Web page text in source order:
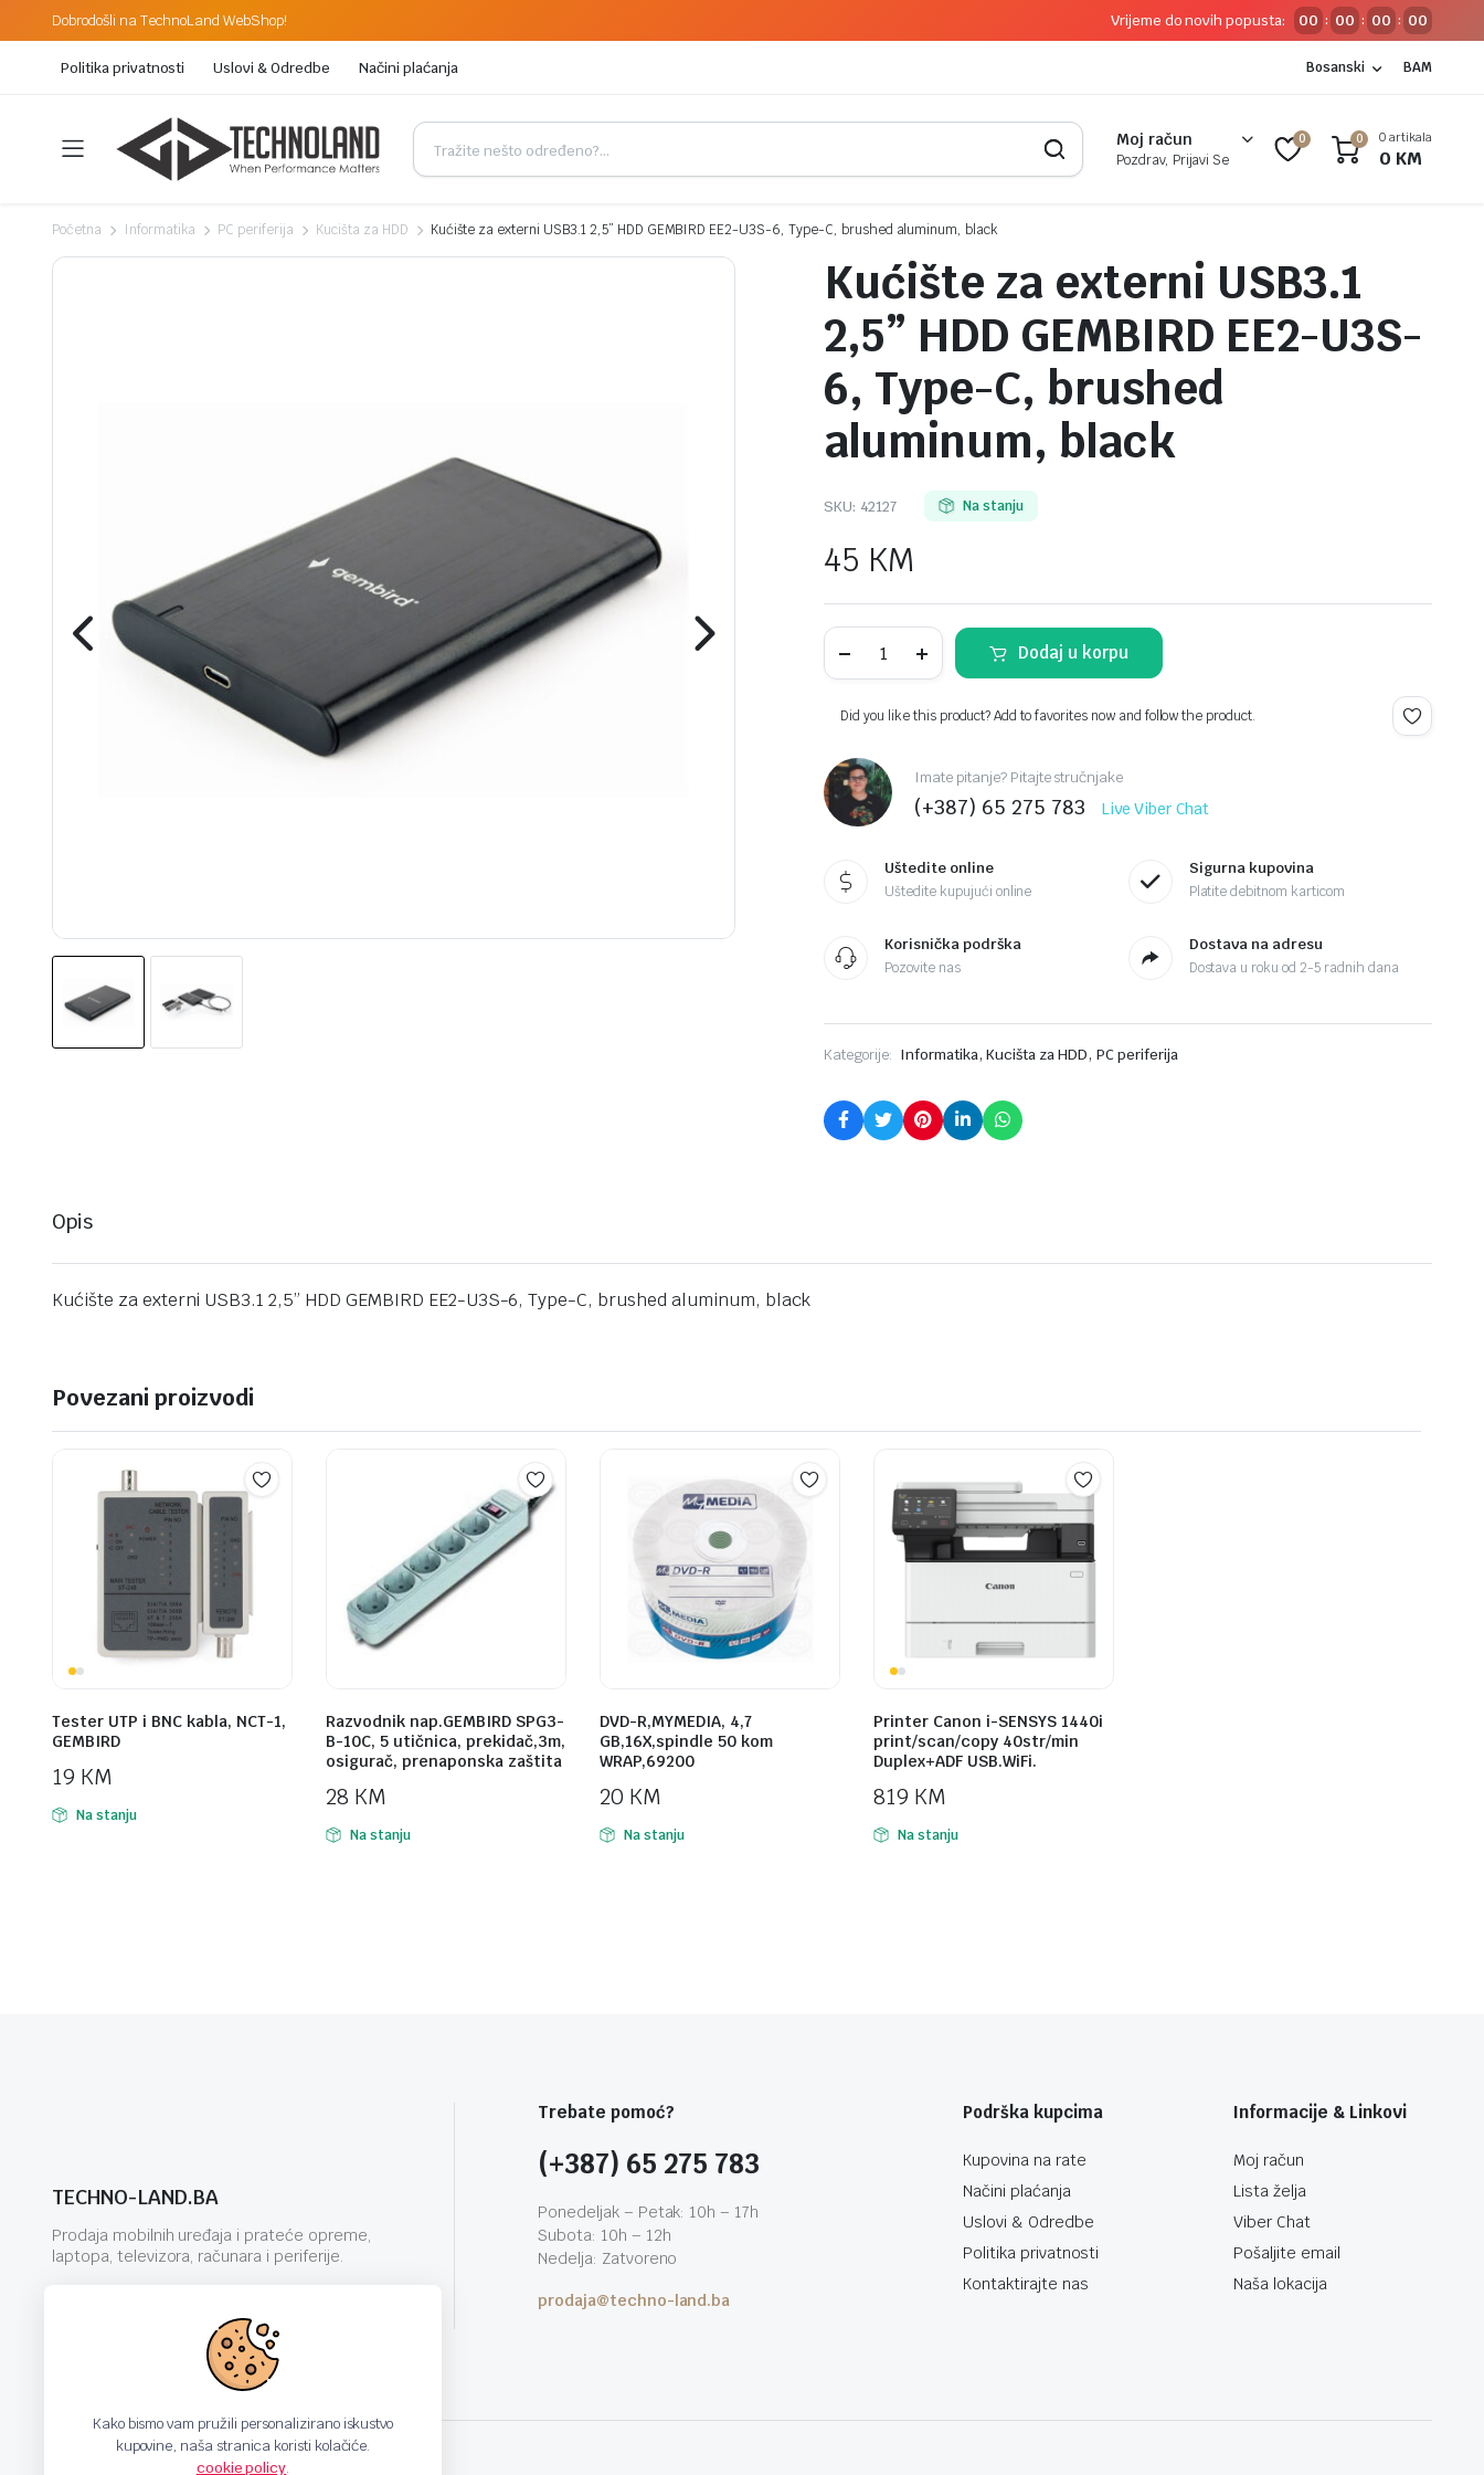
Dobrodošli na TechnoLand WebShop! Vrijeme do novih popusta: 00 : 00 : 00 : 00
Politika privatnosti Uslovi & Odredbe Načini plaćanja Bosanski BAM
Moj račun
Pozdrav, Prijavi Se
0 0 0 artikala
0 KM
Početna Informatika PC periferija Kucišta za HDD Kućište za externi USB3.1 2,5” HDD GEMBIRD EE2-U3S-6, Type-C, brushed aluminum, black
Kućište za externi USB3.1
2,5” HDD GEMBIRD EE2-U3S-
6, Type-C, brushed
aluminum, black
SKU: 42127 Na stanju
45 KM
externi
2,5"
HDD
EE2-
U3S-
6,
Type-
brushed
aluminum,
black
Dodaj u korpu
Did you like this product? Add to favorites now and follow the product.
Imate pitanje? Pitajte stručnjake
(+387) 65 275 783 Live Viber Chat
Uštedite online
Uštedite kupujući online
Sigurna kupovina
Platite debitnom karticom
Korisnička podrška
Pozovite nas
Dostava na adresu
Dostava u roku od 2-5 radnih dana
Kategorije: Informatika, Kucišta za HDD, PC periferija
Opis
Kućište za externi USB3.1 2,5” HDD GEMBIRD EE2-U3S-6, Type-C, brushed aluminum, black
Povezani proizvodi
Tester UTP i BNC kabla, NCT-1,
GEMBIRD
19 KM
Na stanju
Razvodnik nap.GEMBIRD SPG3-
B-10C, 5 utičnica, prekidač,3m,
osigurač, prenaponska zaštita
28 KM
Na stanju
DVD-R,MYMEDIA, 4,7
GB,16X,spindle 50 kom
WRAP,69200
20 KM
Na stanju
Printer Canon i-SENSYS 1440i
print/scan/copy 40str/min
Duplex+ADF USB.WiFi.
819 KM
Na stanju
TECHNO-LAND.BA
Prodaja mobilnih uređaja i prateće opreme,
laptopa, televizora, računara i periferije.
Trebate pomoć?
(+387) 65 275 783
Ponedeljak – Petak: 10h – 17h
Subota: 10h – 12h
Nedelja: Zatvoreno
prodaja@techno-land.ba
Podrška kupcima
Kupovina na rate
Načini plaćanja
Uslovi & Odredbe
Politika privatnosti
Kontaktirajte nas
Informacije & Linkovi
Moj račun
Lista želja
Viber Chat
Pošaljite email
Naša lokacija
Kako bismo vam pružili personalizirano iskustvo
kupovine, naša stranica koristi kolačiće.
cookie policy.